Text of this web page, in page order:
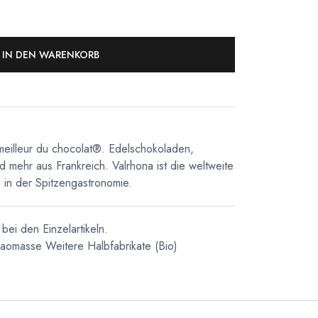
IN DEN WARENKORB
du chocolat®. Edelschokoladen,
mehr aus Frankreich. Valrhona ist die weltweite
der Spitzengastronomie.
den Einzelartikeln.
Weitere Halbfabrikate (Bio)